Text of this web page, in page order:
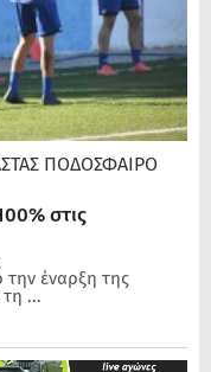
ΠΟΔΌΣΦΑΙΡΟ
στις
την έναρξη της
...